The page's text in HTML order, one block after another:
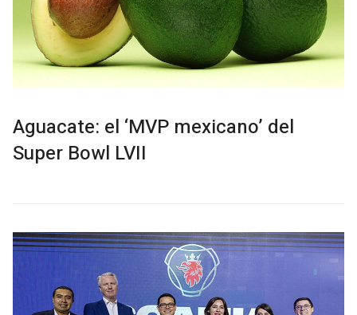
Aguacate: el ‘MVP mexicano’ del
Super Bowl LVII